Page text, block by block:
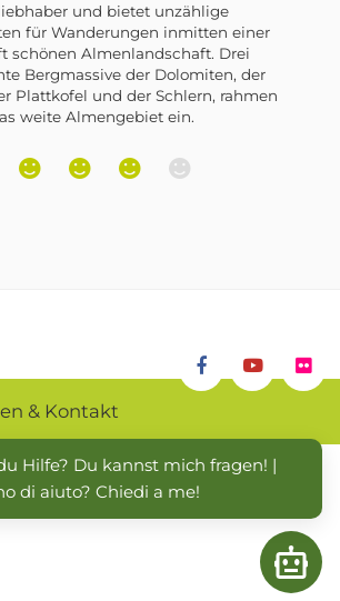
gebaut und Stauseen geschaffen. Der größte
davon, in der Nähe von St. Walburg, ist der
Zogglersee. Entlang seines östlichen Ufers
verläuft ein schöner breiter Forstweg.
& Kontakt
Open
Hilfe? Du kannst mich fragen! |
di aiuto? Chiedi a me!